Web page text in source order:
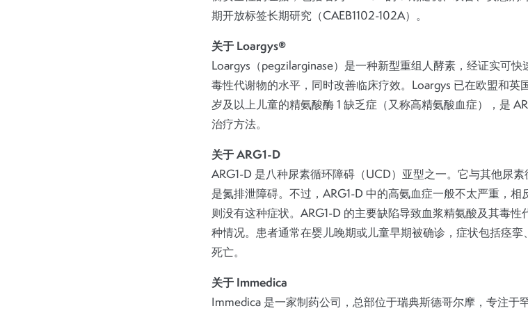
期开放标签长期研究（CAEB1102-102A）。
关于 Loargys®
Loargys（pegzilarginase）是一种新型重组人酵素，经证实可
毒性代谢物的水平，同时改善临床疗效。Loargys 已在欧盟和英
岁及以上儿童的精氨酸酶 1 缺乏症（又称高精氨酸血症），是
治疗方法。
关于 ARG1-D
ARG1-D 是八种尿素循环障碍（UCD）亚型之一。它与其他尿
是氮排泄障碍。不过，ARG1-D 中的高氨血症一般不太严重，
则没有这种症状。ARG1-D 的主要缺陷导致血浆精氨酸及其毒
种情况。患者通常在婴儿晚期或儿童早期被确诊，症状包括痉
死亡。
关于 Immedica
Immedica 是一家制药公司，总部位于瑞典斯德哥尔摩，专注于